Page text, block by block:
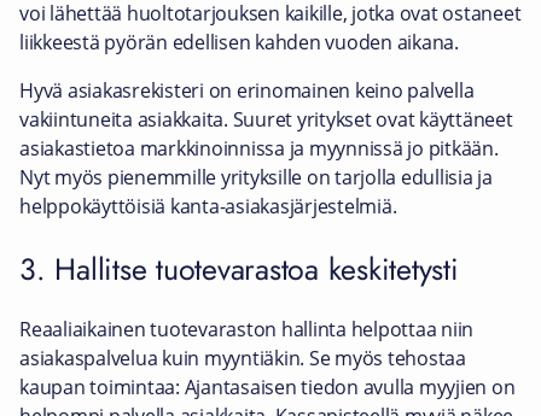
voi lähettää huoltotarjouksen kaikille, jotka ovat ostaneet
liikkeestä pyörän edellisen kahden vuoden aikana.
Hyvä asiakasrekisteri on erinomainen keino palvella
vakiintuneita asiakkaita. Suuret yritykset ovat käyttäneet
asiakastietoa markkinoinnissa ja myynnissä jo pitkään.
Nyt myös pienemmille yrityksille on tarjolla edullisia ja
helppokäyttöisiä kanta-asiakasjärjestelmiä.
3. Hallitse tuotevarastoa keskitetysti
Reaaliaikainen tuotevaraston hallinta helpottaa niin
asiakaspalvelua kuin myyntiäkin. Se myös tehostaa
kaupan toimintaa: Ajantasaisen tiedon avulla myyjien on